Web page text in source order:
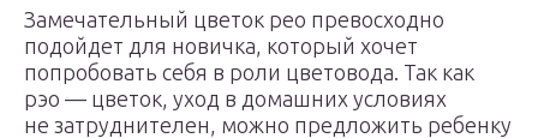
Замечательный цветок рео превосходно
подойдет для новичка, который хочет
попробовать себя в роли цветовода. Так как
рэо — цветок, уход в домашних условиях
не затруднителен, можно предложить ребенку